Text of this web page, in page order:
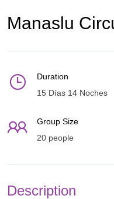
Manaslu
Duration
15 Días 14 Noches
Group Size
20 people
Description